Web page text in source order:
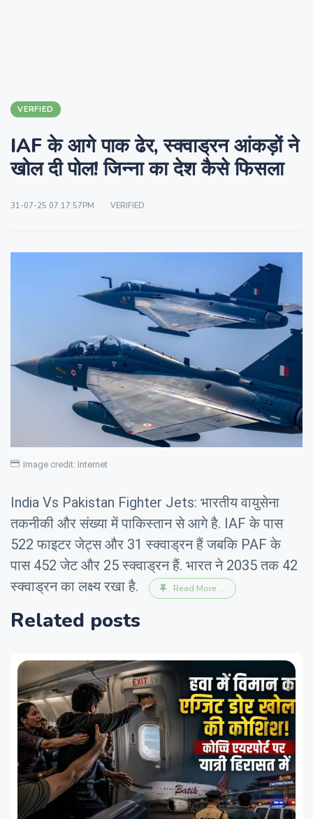
VERFIED
IAF के आगे पाक ढेर, स्क्वाड्रन आंकड़ों ने
खोल दी पोल! जिन्ना का देश कैसे फिसला
31-07-25 07:17:57PM VERIFIED
Image credit: Internet
India Vs Pakistan Fighter Jets: भारतीय वायुसेना
तकनीकी और संख्या में पाकिस्तान से आगे है. IAF के पास
522 फाइटर जेट्स और 31 स्क्वाड्रन हैं जबकि PAF के
पास 452 जेट और 25 स्क्वाड्रन हैं. भारत ने 2035 तक 42
स्क्वाड्रन का लक्ष्य रखा है.
Read More ...
Related posts